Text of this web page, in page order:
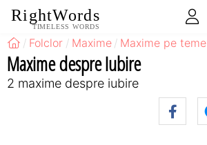
RightWords
TIMELESS WORDS
Folclor Maxime Maxime pe teme
Maxime despre Iubire
2 maxime despre iubire